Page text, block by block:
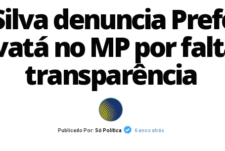
denuncia
no MP por
transparência
Publicado Por: Só Política 6 anos atrás